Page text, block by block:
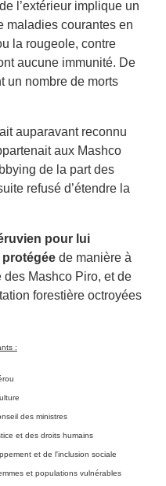
l’extérieur implique un
maladies courantes en
la rougeole, contre
aucune immunité. De
un nombre de morts
auparavant reconnu
aux Mashco
de la part des
refusé d’étendre la
pour lui
protégée de manière à
des Mashco Piro, et de
forestière octroyées
:
des ministres
et des droits humains
et de l'inclusion sociale
et populations vulnérables